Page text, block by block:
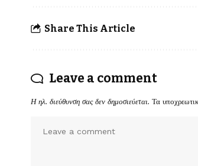
Share This Article
Leave a comment
Η ηλ. διεύθυνση σας δεν δημοσιεύεται. Τα